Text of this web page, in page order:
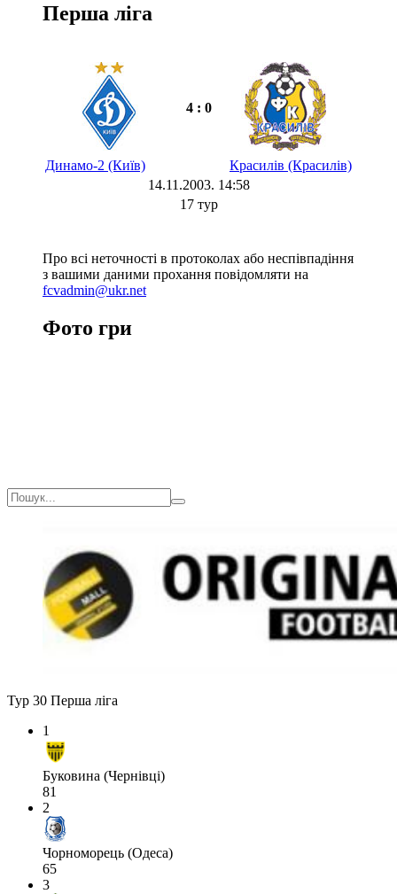
Перша ліга
4 : 0
Динамо-2 (Київ)
Красилів (Красилів)
14.11.2003. 14:58
17 тур
Про всі неточності в протоколах або неспівпадіння
з вашими даними прохання повідомляти на
fcvadmin@ukr.net
Фото гри
Тур 30 Перша ліга
1
Буковина (Чернівці)
81
2
Чорноморець (Одеса)
65
3